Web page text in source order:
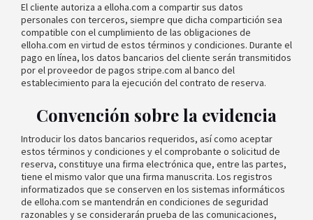
El cliente autoriza a elloha.com a compartir sus datos
personales con terceros, siempre que dicha compartición sea
compatible con el cumplimiento de las obligaciones de
elloha.com en virtud de estos términos y condiciones. Durante el
pago en línea, los datos bancarios del cliente serán transmitidos
por el proveedor de pagos stripe.com al banco del
establecimiento para la ejecución del contrato de reserva.
Convención sobre la evidencia
Introducir los datos bancarios requeridos, así como aceptar
estos términos y condiciones y el comprobante o solicitud de
reserva, constituye una firma electrónica que, entre las partes,
tiene el mismo valor que una firma manuscrita. Los registros
informatizados que se conserven en los sistemas informáticos
de elloha.com se mantendrán en condiciones de seguridad
razonables y se considerarán prueba de las comunicaciones,